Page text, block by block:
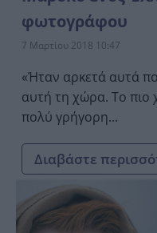
φωτογράφου
7 Μαρτίου 2018 10:47
«Ήταν αρκετά αυτά
αυτή τη χώρα. Το πιο
πολύ γρήγορη...
Διαβάστε